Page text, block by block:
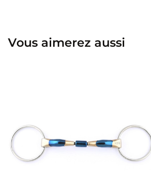
Vous aimerez aussi